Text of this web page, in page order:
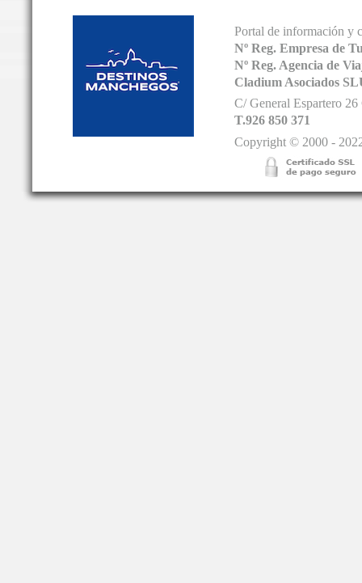
Portal de información y
Nº Reg. Empresa de
Nº Reg. Agencia de
Cladium Asociados
C/ General Espartero
T.926 850 371
Copyright © 2000 -